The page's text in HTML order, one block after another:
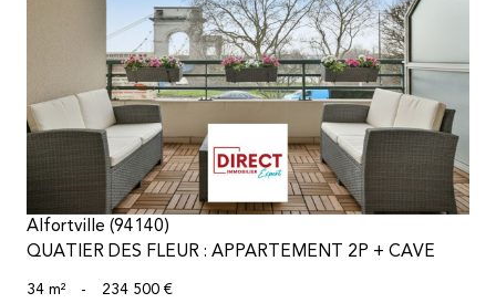
voir le bien
Alfortville (94140)
QUATIER DES FLEUR : APPARTEMENT 2P + CAVE
34 m² - 234 500 €